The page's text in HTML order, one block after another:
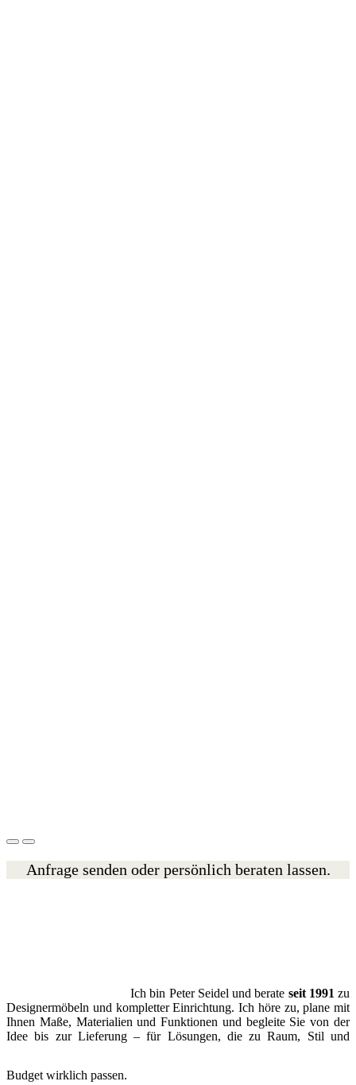
Anfrage senden oder persönlich beraten lassen.
Ich bin Peter Seidel und berate seit 1991 zu
Designermöbeln und kompletter Einrichtung. Ich höre zu, plane mit
Ihnen Maße, Materialien und Funktionen und begleite Sie von der
Idee bis zur Lieferung – für Lösungen, die zu Raum, Stil und
Budget wirklich passen.